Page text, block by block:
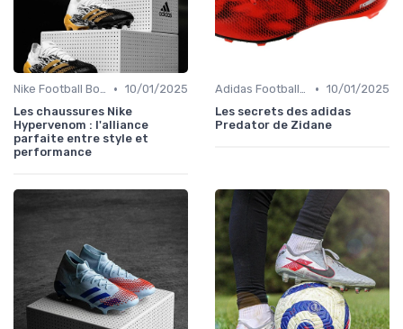
Nike Football Boots • 10/01/2025
Les chaussures Nike
Hypervenom : l'alliance
parfaite entre style et
performance
Adidas Football Boots • 10/01/2025
Les secrets des adidas
Predator de Zidane